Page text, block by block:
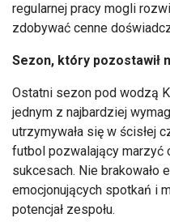
regularnej pracy mogli
zdobywać cenne
Sezon, który pozostawił
Ostatni sezon pod wodzą
jednym z najbardziej
utrzymywała się w ścisłej
futbol pozwalający marzyć
sukcesach. Nie brakowało
emocjonujących spotkań i
potencjał zespołu.